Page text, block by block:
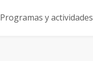
Programas y actividades